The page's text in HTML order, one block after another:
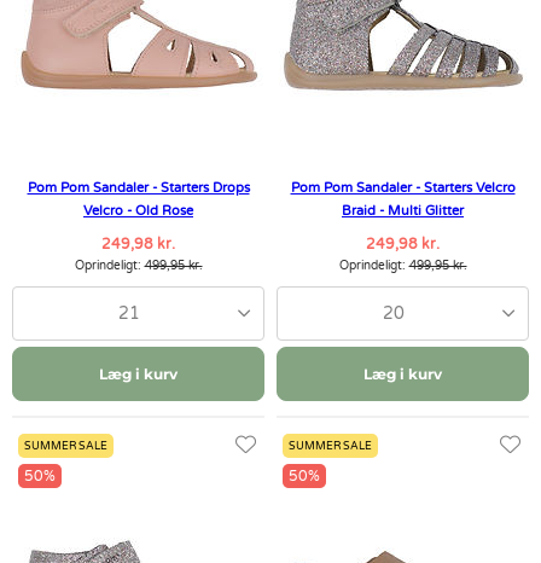
Pom Pom Sandaler - Starters Drops
Velcro - Old Rose
249,98 kr.
Oprindeligt:499,95 kr.
21
Læg i kurv
Pom Pom Sandaler - Starters Velcro
Braid - Multi Glitter
249,98 kr.
Oprindeligt:499,95 kr.
20
Læg i kurv
SUMMER SALE
50%
SUMMER SALE
50%